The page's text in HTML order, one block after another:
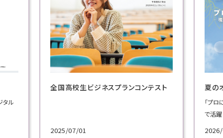
タル
全国高校生ビジネスプランコンテスト
2025/07/01
夏の
「プ
で活